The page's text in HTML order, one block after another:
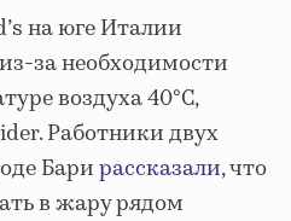
на юге Италии
за необходимости
воздуха 40°C,
Работники двух
Барирассказали, что
в жару рядом